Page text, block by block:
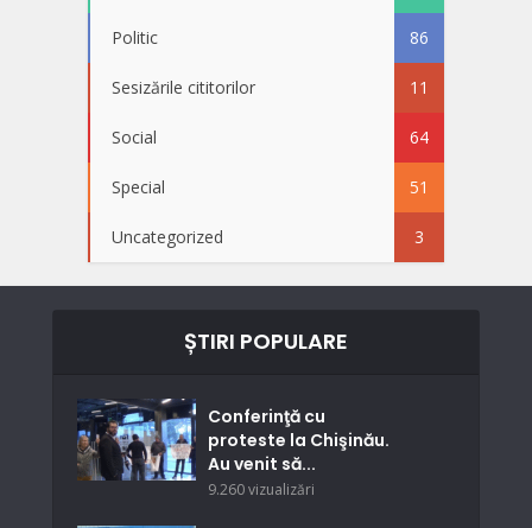
Politic 86
Sesizările cititorilor 11
Social 64
Special 51
Uncategorized 3
ȘTIRI POPULARE
Conferinţă cu
proteste la Chişinău.
Au venit să...
9.260 vizualizări